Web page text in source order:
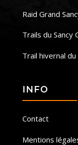
Raid Grand
Trails du Sancy
Trail hivernal
INFO
Contact
Mentions